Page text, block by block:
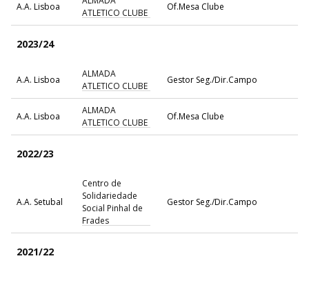
A.A. Lisboa
ATLETICO CLUBE
Of.Mesa Clube
2023/24
A.A. Lisboa
ALMADA
ATLETICO CLUBE
Gestor Seg./Dir.Campo
A.A. Lisboa
ALMADA
ATLETICO CLUBE
Of.Mesa Clube
2022/23
A.A. Setubal
Centro de
Solidariedade
Social Pinhal de
Frades
Gestor Seg./Dir.Campo
2021/22